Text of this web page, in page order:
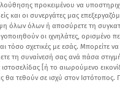
προκειμένου να
και οι συνεργάτες μας
όλων όλων ή αποσύρετε τη
οι ιχνηλάτες, ορισμένο
τόσο σχετικές με εσάς. Μπορείτε
τη συναίνεσή σας ανά πάσα
[ή το αιωρούμενο
θα τεθούν σε ισχύ στον Ιστότοπος.